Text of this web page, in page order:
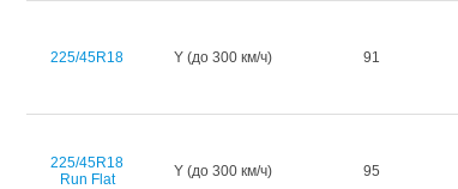
225/45R18 Y (до 300 км/ч) 91
225/45R18
Run Flat
Y (до 300 км/ч) 95